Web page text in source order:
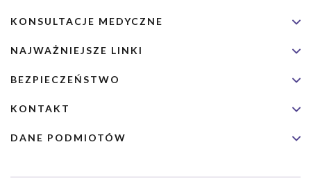
KONSULTACJE MEDYCZNE
NAJWAŻNIEJSZE LINKI
BEZPIECZEŃSTWO
KONTAKT
DANE PODMIOTÓW